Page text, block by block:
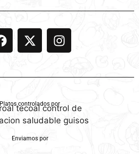
Platos controlados por
Enviamos por